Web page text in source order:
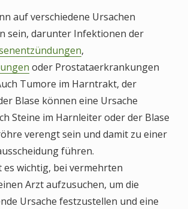
auf verschiedene Ursachen
sein, darunter Infektionen der
,
oder Prostataerkrankungen
Tumore im Harntrakt, der
Blase können eine Ursache
Steine im Harnleiter oder der Blase
verengt sein und damit zu einer
führen.
es wichtig, bei vermehrten
Arzt aufzusuchen, um die
Ursache festzustellen und eine